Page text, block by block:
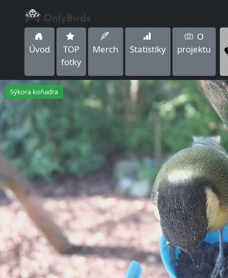
Úvod
TOP
fotky
Merch Statistiky
O
projektu
Sýkora koňadra